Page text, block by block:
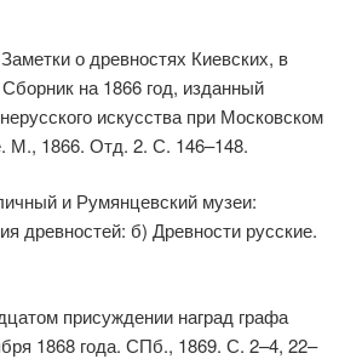
Заметки о древностях Киевских, в
на 1866 год, изданный
искусства при Московском
М., 1866. Отд. 2. С. 146–148.
и Румянцевский музеи:
древностей: б) Древности русские.
присуждении наград графа
1868 года. СПб., 1869. С. 2–4, 22–